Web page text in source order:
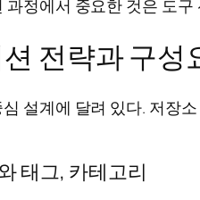
정에서 중요한 것은 도구
전략과 구성
설계에 달려 있다. 저장
태그, 카테고리